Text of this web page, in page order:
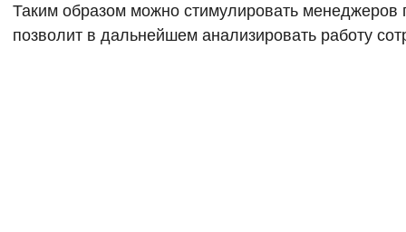
Таким образом можно стимулировать менеджеров
позволит в дальнейшем анализировать работу